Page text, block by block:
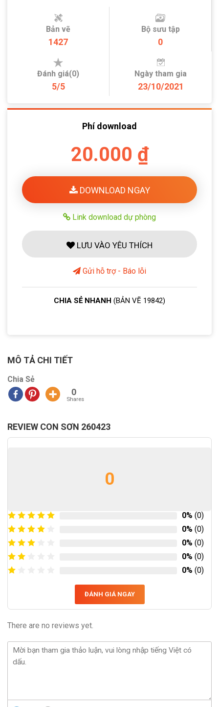
Bản vẽ
1427
Bộ sưu tập
0
Đánh giá(0)
5/5
Ngày tham gia
23/10/2021
Phí download
20.000 ₫
DOWNLOAD NGAY
Link download dự phòng
LƯU VÀO YÊU THÍCH
Gửi hỗ trợ - Báo lỗi
CHIA SẺ NHANH (BẢN VẼ 19842)
MÔ TẢ CHI TIẾT
Chia Sẻ
0
Shares
REVIEW CON SƠN 260423
0
0% (0)
0% (0)
0% (0)
0% (0)
0% (0)
ĐÁNH GIÁ NGAY
There are no reviews yet.